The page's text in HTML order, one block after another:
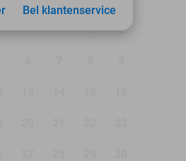
1 2
Bel klantenservice